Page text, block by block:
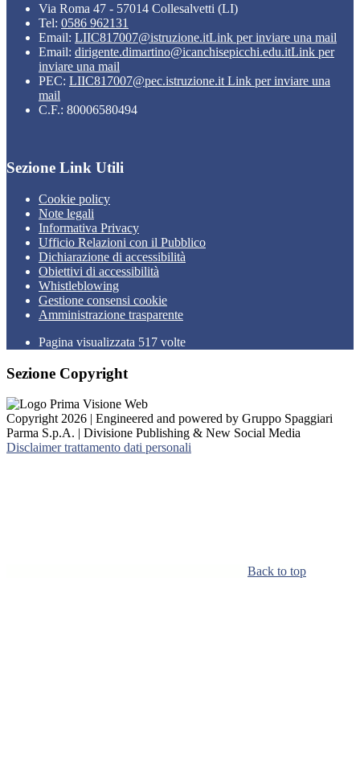
Via Roma 47 - 57014 Collesalvetti (LI)
Tel: 0586 962131
Email: LIIC817007@istruzione.itLink per inviare una mail
Email: dirigente.dimartino@icanchisepicchi.edu.itLink per
inviare una mail
PEC: LIIC817007@pec.istruzione.it Link per inviare una
mail
C.F.: 80006580494
Sezione Link Utili
Cookie policy
Note legali
Informativa Privacy
Ufficio Relazioni con il Pubblico
Dichiarazione di accessibilità
Obiettivi di accessibilità
Whistleblowing
Gestione consensi cookie
Amministrazione trasparente
Pagina visualizzata 517 volte
Sezione Copyright
Copyright 2026 | Engineered and powered by Gruppo Spaggiari
Parma S.p.A. | Divisione Publishing & New Social Media
Disclaimer trattamento dati personali
Back to top